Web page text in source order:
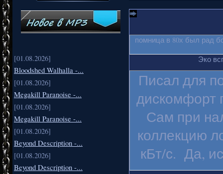
[01.08.2026]
Bloodshed Walhalla -...
[01.08.2026]
Megakill Paranoise -...
[01.08.2026]
Megakill Paranoise -...
[01.08.2026]
Beyond Description -...
[01.08.2026]
Beyond Description -...
помница в 80х был рад
Эко
Писал для
дискомфорт
Сам при
коллекцию
кБт/с. Да,